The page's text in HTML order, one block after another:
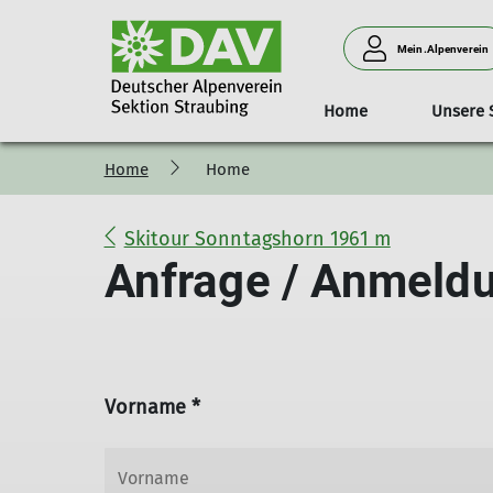
Mein.Alpenverein
Home Unsere
Geschäftsstelle Sektionsführung und
Kurse
Aktuelles/Kurse
Das Haus Zugangswege
Klimaschutz
Tourentipps
Home Home
Skitour Sonntagshorn 1961 m
Anfrage /
Vorname *